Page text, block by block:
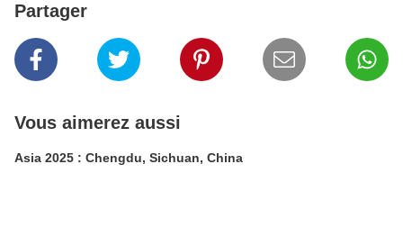
Partager
Vous aimerez aussi
Asia 2025 : Chengdu, Sichuan, China